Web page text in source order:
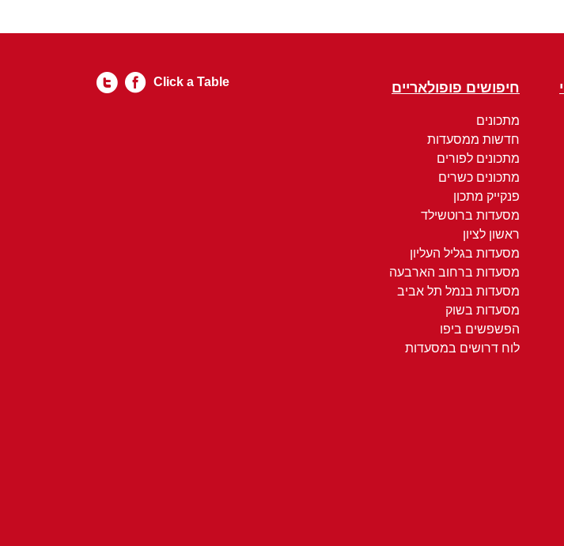
חיפושים פופולאריים
מתכונים
חדשות ממסעדות
מתכונים לפורים
מתכונים כשרים
פנקייק מתכון
מסעדות ברוטשילד
ראשון לציון
מסעדות בגליל העליון
מסעדות ברחוב הארבעה
מסעדות בנמל תל אביב
מסעדות בשוק
הפשפשים ביפו
לוח דרושים במסעדות
Click a Table